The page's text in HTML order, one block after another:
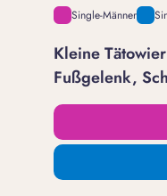
Single-Männer
Kleine
Fußgelenk,